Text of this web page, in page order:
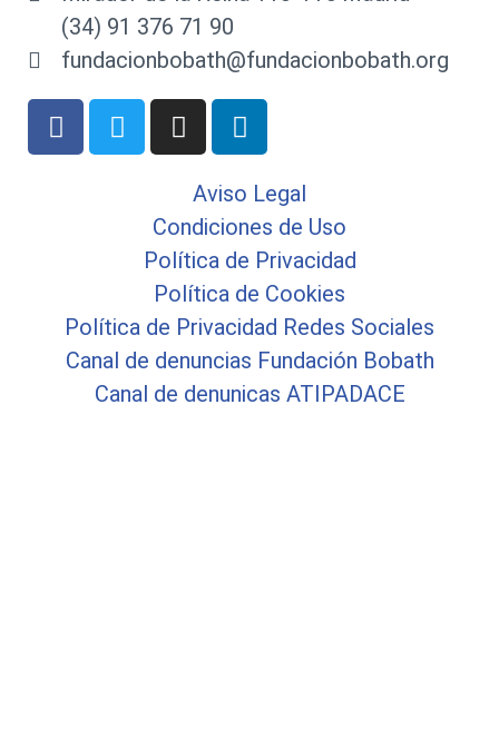
(34) 91 376 71 90
fundacionbobath@fundacionbobath.org
Aviso Legal
Condiciones de Uso
Política de Privacidad
Política de Cookies
Política de Privacidad Redes Sociales
Canal de denuncias Fundación Bobath
Canal de denunicas ATIPADACE